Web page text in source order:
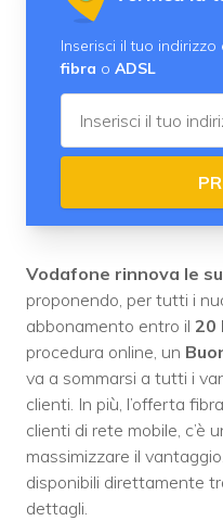
Inserisci il tuo
fibra o ADSL
Vodafone rinnova le
proponendo, per tutti i
abbonamento entro il 20
procedura online, un
va a sommarsi a tutti i
clienti. In più, l’offerta
clienti di rete mobile, c’è
massimizzare il
disponibili direttamente
dettagli.